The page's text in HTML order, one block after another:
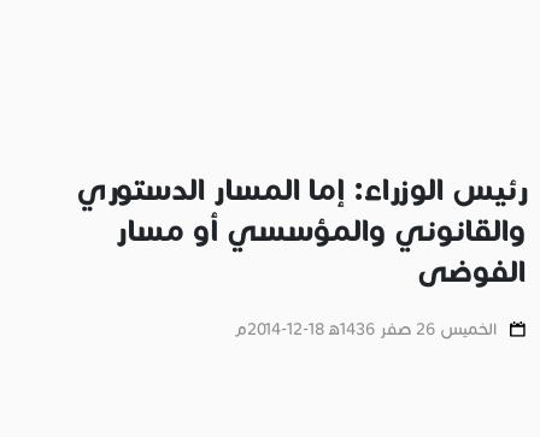
رئيس الوزراء: إما المسار الدستوري
والقانوني والمؤسسي أو مسار
الفوضى
الخميس 26 صفر 1436ﻫ 18-12-2014م